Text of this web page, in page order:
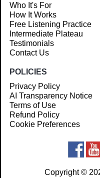
Who It's For
How It Works
Free Listening Practice
Intermediate Plateau
Testimonials
Contact Us
POLICIES
Privacy Policy
AI Transparency Notice
Terms of Use
Refund Policy
Cookie Preferences
Copyright ©